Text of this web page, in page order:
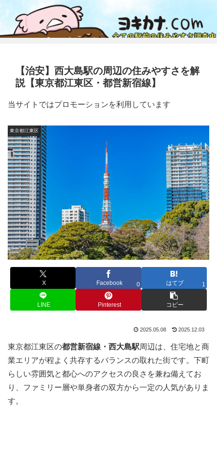
【治安】西大島駅の周辺の住みやすさを解
説【東京都江東区・都営新宿線】
当サイトではプロモーションを利用しています
東京都江東区
X Facebook 0 はてブ 1
LINE Pinterest コピー
2025.05.08 2025.12.03
東京都江東区の都営新宿線・西大島駅周辺は、住宅地と商
業エリアが程よく共存するバランスの取れた街です。下町
らしい雰囲気と都心へのアクセスの良さを兼ね備えてお
り、ファミリー層や単身者の双方から一定の人気がありま
す。